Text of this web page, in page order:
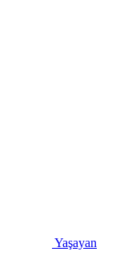
Yaşayan